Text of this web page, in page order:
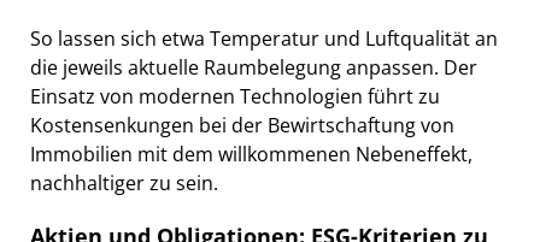
So lassen sich etwa Temperatur und Luftqualität an
die jeweils aktuelle Raumbelegung anpassen. Der
Einsatz von modernen Technologien führt zu
Kostensenkungen bei der Bewirtschaftung von
Immobilien mit dem willkommenen Nebeneffekt,
nachhaltiger zu sein.
Aktien und Obligationen: ESG-Kriterien zu